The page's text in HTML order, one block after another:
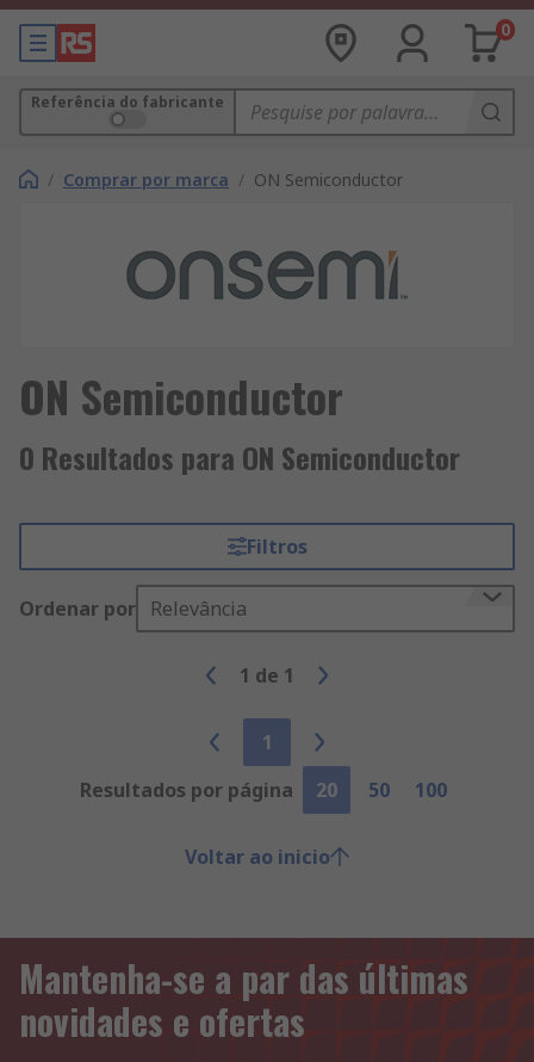
0
Referência do fabricante
/ Comprar por marca / ON Semiconductor
ON Semiconductor
0 Resultados para ON Semiconductor
Filtros
Ordenar por Relevância
1 de 1
1
Resultados por página
20 50 100
Voltar ao inicio
Mantenha-se a par das últimas
novidades e ofertas